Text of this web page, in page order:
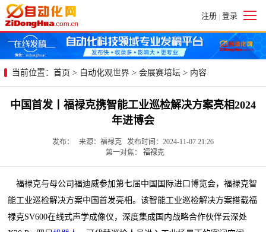
注册 | 登录
当前位置： 首页 > 自动化观世界 > 会展赛培坛 > 内容
中国首发丨福禄克携智能工业巡检解决方案亮相2024
年进博会
发布： 来源：福禄克 发布时间：2024-11-07 21:26
第一对焦： 福禄克
福禄克与母公司福迪威参加第七届中国国际进口博览会，福禄克智
能工业巡检解决方案中国首发亮相。该智能工业巡检解决方案搭载福
禄克SV600在线式声学成像仪，深度集成国内战略合作伙伴云深处